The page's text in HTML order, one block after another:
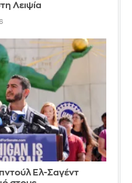
Λειψία
Ελ-Σαγέντ